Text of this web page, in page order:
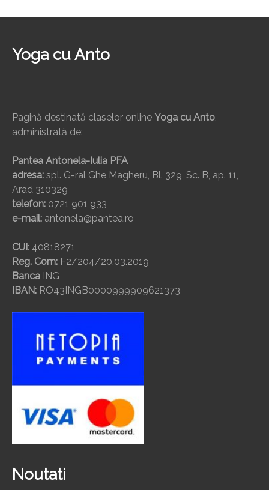
Yoga cu Anto
Pagină destinată claselor online Yoga cu Anto,
administrată de:
Pantea Antonela-Iulia PFA
adresa: spl. G-ral Ghe Magheru, Bl. 329, Sc. B, ap. 11,
Arad 310329
telefon: 0721 901 933
e-mail: antonela@pantea.ro
CUI: 40818271
Reg. Com: F2/204/20.03.2019
Banca ING
IBAN: RO43INGB0000999909621373
Noutati